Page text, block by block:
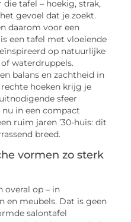
die tafel – hoekig, strak,
gevoel dat je zoekt.
daarom voor een
een tafel met vloeiende
op natuurlijke
waterdruppels.
balans en zachtheid in
hoeken krijg je
sfeer
nu in een compact
ruim jaren ’30-huis: dit
breed.
vormen zo sterk
overal op – in
en meubels. Dat is geen
salontafel